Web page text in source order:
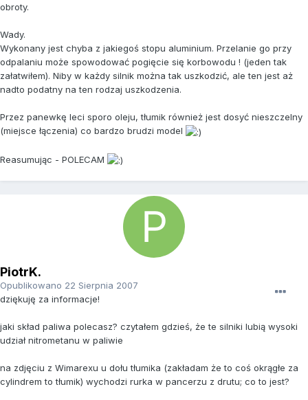
obroty.
Wady.
Wykonany jest chyba z jakiegoś stopu aluminium. Przelanie go przy
odpalaniu może spowodować pogięcie się korbowodu ! (jeden tak
załatwiłem). Niby w każdy silnik można tak uszkodzić, ale ten jest aż
nadto podatny na ten rodzaj uszkodzenia.
Przez panewkę leci sporo oleju, tłumik również jest dosyć nieszczelny
(miejsce łączenia) co bardzo brudzi model
Reasumując - POLECAM
PiotrK.
Opublikowano 22 Sierpnia 2007
dziękuję za informacje!
jaki skład paliwa polecasz? czytałem gdzieś, że te silniki lubią wysoki
udział nitrometanu w paliwie
na zdjęciu z Wimarexu u dołu tłumika (zakładam że to coś okrągłe za
cylindrem to tłumik) wychodzi rurka w pancerzu z drutu; co to jest?